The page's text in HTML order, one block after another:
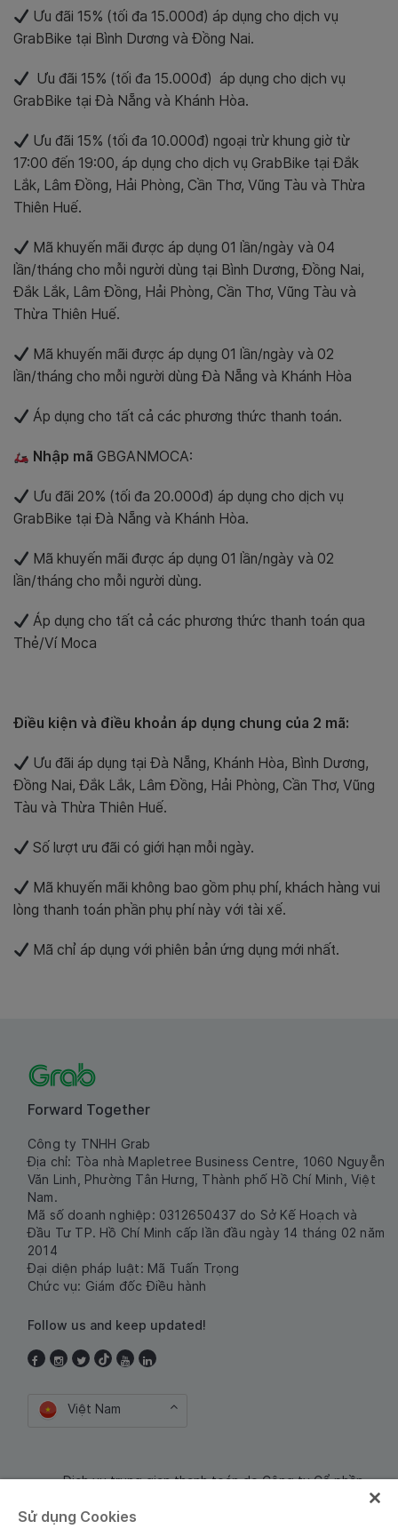
Ưu đãi 15% (tối đa 15.000đ) áp dụng cho dịch vụ
GrabBike tại Bình Dương và Đồng Nai.
Ưu đãi 15% (tối đa 15.000đ) áp dụng cho dịch vụ
GrabBike tại Đà Nẵng và Khánh Hòa.
Ưu đãi 15% (tối đa 10.000đ) ngoại trừ khung giờ từ
17:00 đến 19:00, áp dụng cho dịch vụ GrabBike tại Đắk
Lắk, Lâm Đồng, Hải Phòng, Cần Thơ, Vũng Tàu và Thừa
Thiên Huế.
Mã khuyến mãi được áp dụng 01 lần/ngày và 04
lần/tháng cho mỗi người dùng tại Bình Dương, Đồng Nai,
Đắk Lắk, Lâm Đồng, Hải Phòng, Cần Thơ, Vũng Tàu và
Thừa Thiên Huế.
Mã khuyến mãi được áp dụng 01 lần/ngày và 02
lần/tháng cho mỗi người dùng Đà Nẵng và Khánh Hòa
Áp dụng cho tất cả các phương thức thanh toán.
Nhập mã GBGANMOCA:
Ưu đãi 20% (tối đa 20.000đ) áp dụng cho dịch vụ
GrabBike tại Đà Nẵng và Khánh Hòa.
Mã khuyến mãi được áp dụng 01 lần/ngày và 02
lần/tháng cho mỗi người dùng.
Áp dụng cho tất cả các phương thức thanh toán qua
Thẻ/Ví Moca
Điều kiện và điều khoản áp dụng chung của 2 mã:
Ưu đãi áp dụng tại Đà Nẵng, Khánh Hòa, Bình Dương,
Đồng Nai, Đắk Lắk, Lâm Đồng, Hải Phòng, Cần Thơ, Vũng
Tàu và Thừa Thiên Huế.
Số lượt ưu đãi có giới hạn mỗi ngày.
Mã khuyến mãi không bao gồm phụ phí, khách hàng vui
lòng thanh toán phần phụ phí này với tài xế.
Mã chỉ áp dụng với phiên bản ứng dụng mới nhất.
Forward Together
Công ty TNHH Grab
Địa chỉ: Tòa nhà Mapletree Business Centre, 1060 Nguyễn
Văn Linh, Phường Tân Hưng, Thành phố Hồ Chí Minh, Việt
Nam.
Mã số doanh nghiệp: 0312650437 do Sở Kế Hoạch và
Đầu Tư TP. Hồ Chí Minh cấp lần đầu ngày 14 tháng 02 năm
2014
Đại diện pháp luật: Mã Tuấn Trọng
Chức vụ: Giám đốc Điều hành
Follow us and keep updated!
Việt Nam
Dịch vụ trung gian thanh toán do Công ty Cổ phần
Sử dụng Cookies